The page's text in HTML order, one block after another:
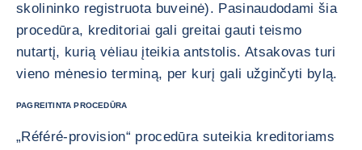
skolininko registruota buveinė). Pasinaudodami šia
procedūra, kreditoriai gali greitai gauti teismo
nutartį, kurią vėliau įteikia antstolis. Atsakovas turi
vieno mėnesio terminą, per kurį gali užginčyti bylą.
PAGREITINTA PROCEDŪRA
„Référé-provision“ procedūra suteikia kreditoriams